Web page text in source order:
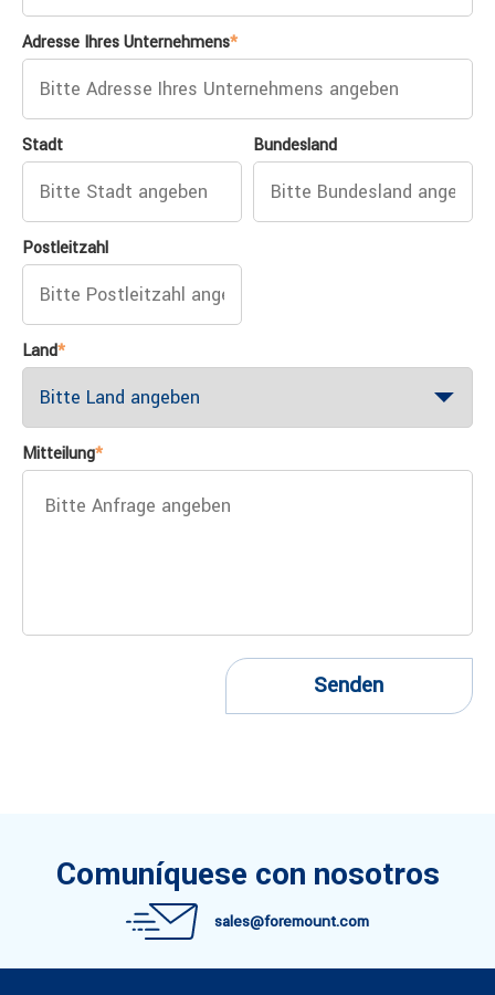
Adresse Ihres Unternehmens*
Stadt Bundesland
Postleitzahl
Land*
Mitteilung*
Senden
Comuníquese con nosotros
sales@foremount.com